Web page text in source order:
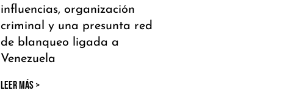
influencias, organización
criminal y una presunta red
de blanqueo ligada a
Venezuela
LEER MÁS >